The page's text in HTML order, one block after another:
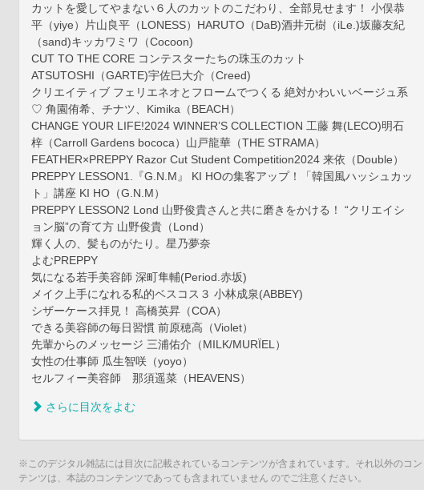
カットを愛してやまない６人のカットのこだわり、全部見せます！ 小俣恭
平（yiye）片山良平（LONESS）HARUTO（DaB)酒井元樹（iLe.)坂藤友紀
（sand)キッカワミワ（Cocoon)
CUT TO THE CORE コンテスターたちの珠玉のカット
ATSUTOSHI（GARTE)宇佐巳大介（Creed)
クリエイティブ フェリエネオとフロームでつくる 絶対かわいいベージュ系
♡ 角園侑希、チナツ、Kimika（BEACH）
CHANGE YOUR LIFE!2024 WINNER’S COLLECTION 工藤 舞(LECO)明石
梓（Carroll Gardens bococa）山戸龍華（THE STRAMA）
FEATHER×PREPPY Razor Cut Student Competition2024 来依（Double）
PREPPY LESSON1.『G.N.M』 KI HOの集客アップ！「韓国風ハッシュカッ
ト」講座 KI HO（G.N.M）
PREPPY LESSON2 Lond 山野俊貴さんと共に磨きをかける！ “クリエイシ
ョン脳”の育て方 山野俊貴（Lond）
輝く人の、髪ものがたり。星乃夢奈
よむPREPPY
気になる若手美容師 深町隼輔(Period.赤坂)
メイク上手になれる私的ベスコス３ 小林成泉(ABBEY)
シザーケース拝見！ 高橋英昇（COA）
できる美容師の毎日習慣 前原穂高（Violet）
先輩からのメッセージ 三浦佑介（MILK/MURÏEL）
女性の仕事師 瓜生智咲（yoyo）
セルフィー美容師 那須遥菜（HEAVENS）
さらに目次をよむ
※このデジタル雑誌には目次に記載されているコンテンツが含まれています。それ以外のコン
テンツは、本誌のコンテンツであっても含まれていません のでご注意ください。